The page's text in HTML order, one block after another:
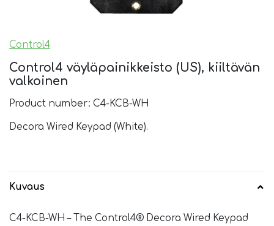
Control4
Control4 väyläpainikkeisto (US), kiiltävän
valkoinen
Product number: C4-KCB-WH
Decora Wired Keypad (White).
Kuvaus
C4-KCB-WH – The Control4® Decora Wired Keypad